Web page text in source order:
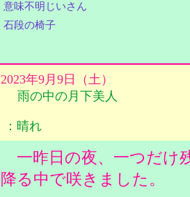
意味不明じいさん
石段の椅子
2023年9月9日（土）
雨の中の月下美人
：晴れ
一昨日の夜、一つだけ
降る中で咲きました。